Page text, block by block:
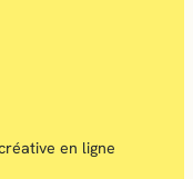
en ligne